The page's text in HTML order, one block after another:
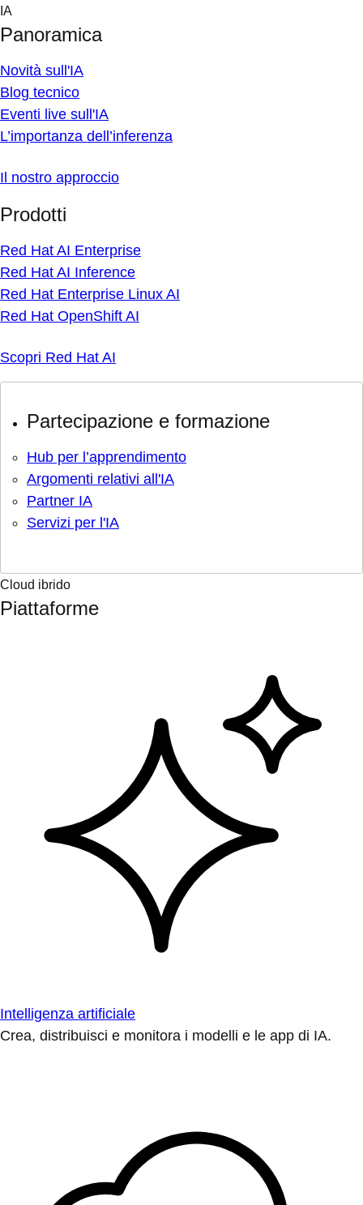
Skip
content
IA
Panoramica
Novità sull'IA
Blog tecnico
Eventi live sull'IA
L’importanza dell’inferenza
Il nostro approccio
Prodotti
Red Hat AI Enterprise
Red Hat AI Inference
Red Hat Enterprise Linux AI
Red Hat OpenShift AI
Scopri Red Hat AI
Partecipazione e formazione
Hub per l’apprendimento
Argomenti relativi all'IA
Partner IA
Servizi per l'IA
Cloud ibrido
Piattaforme
Intelligenza artificiale
Crea, distribuisci e monitora i modelli e le app di IA.